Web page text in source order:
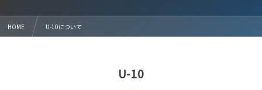
HOME U-10について
U-10